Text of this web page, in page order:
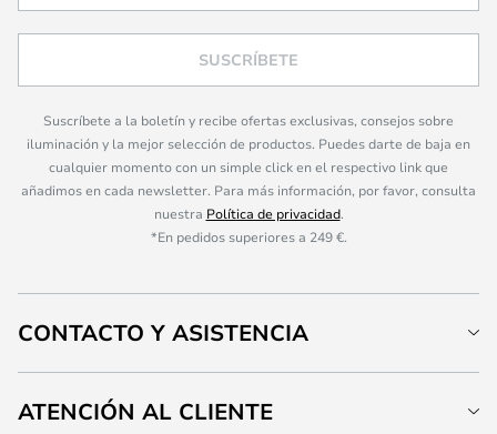
SUSCRÍBETE
Suscríbete a la boletín y recibe ofertas exclusivas, consejos sobre
iluminación y la mejor selección de productos. Puedes darte de baja en
cualquier momento con un simple click en el respectivo link que
añadimos en cada newsletter. Para más información, por favor, consulta
nuestra Política de privacidad.
*En pedidos superiores a 249 €.
CONTACTO Y ASISTENCIA
ATENCIÓN AL CLIENTE